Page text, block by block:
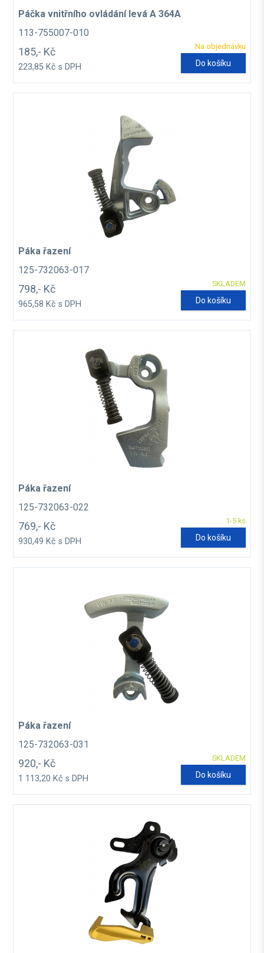
Páčka vnitřního ovládání levá A 364A
113-755007-010
Na objednávku
185,- Kč
223,85 Kč s DPH Do košíku
Páka řazení
125-732063-017
SKLADEM
798,- Kč
965,58 Kč s DPH Do košíku
Páka řazení
125-732063-022
1-5 ks
769,- Kč
930,49 Kč s DPH Do košíku
Páka řazení
125-732063-031
SKLADEM
920,- Kč
1 113,20 Kč s DPH Do košíku